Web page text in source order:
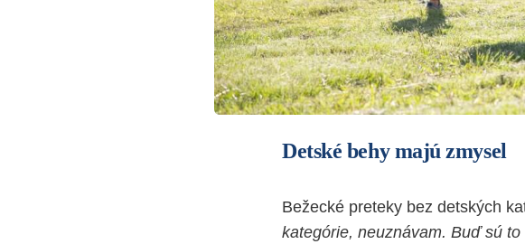
Detské behy majú zmysel
Bežecké preteky bez detských
kategórie, neuznávam. Buď sú